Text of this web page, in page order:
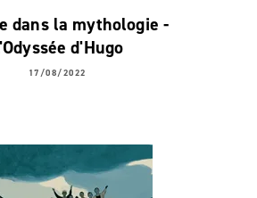
dans la mythologie -
d'Hugo
17/08/2022